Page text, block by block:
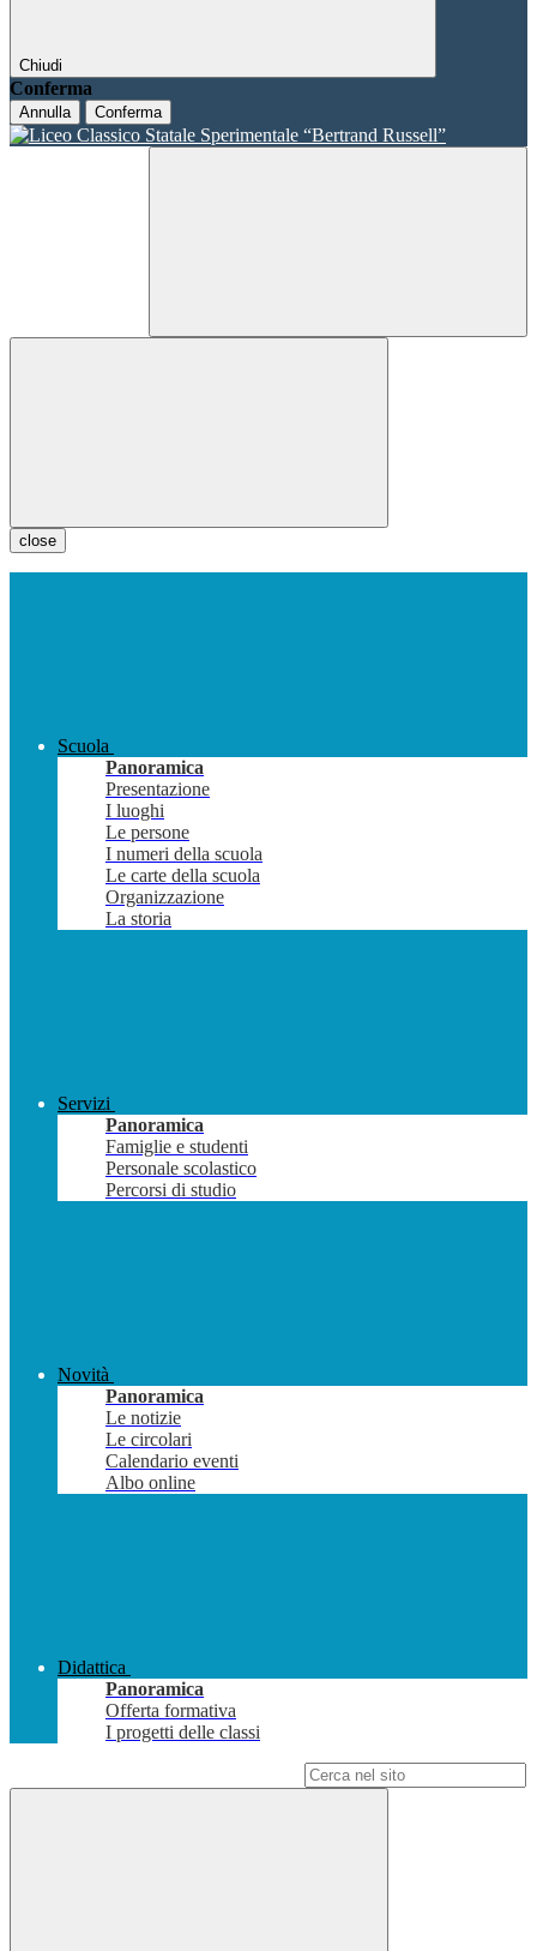
Chiudi
Conferma
Annulla Conferma
close
Scuola
Panoramica
Presentazione
I luoghi
Le persone
I numeri della scuola
Le carte della scuola
Organizzazione
La storia
Servizi
Panoramica
Famiglie e studenti
Personale scolastico
Percorsi di studio
Novità
Panoramica
Le notizie
Le circolari
Calendario eventi
Albo online
Didattica
Panoramica
Offerta formativa
I progetti delle classi